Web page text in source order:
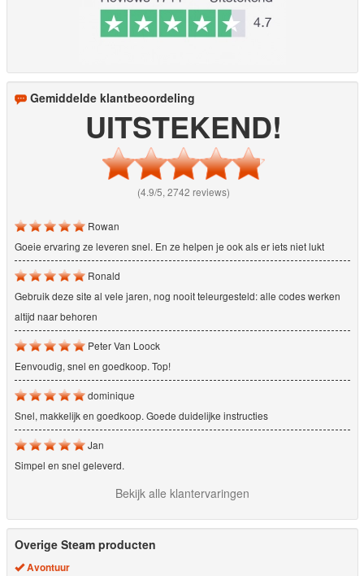
Gemiddelde klantbeoordeling
UITSTEKEND!
(4.9/5, 2742 reviews)
Rowan
Goeie ervaring ze leveren snel. En ze helpen je ook als er iets niet lukt
Ronald
Gebruik deze site al vele jaren, nog nooit teleurgesteld: alle codes werken
altijd naar behoren
Peter Van Loock
Eenvoudig, snel en goedkoop. Top!
dominique
Snel, makkelijk en goedkoop. Goede duidelijke instructies
Jan
Simpel en snel geleverd.
Bekijk alle klantervaringen
Overige Steam producten
Avontuur